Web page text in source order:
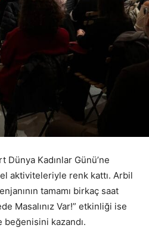
Dünya Kadınlar Günü’ne
aktiviteleriyle renk kattı. Arbil
tamamı birkaç saat
Masalınız Var!” etkinliği ise
beğenisini kazandı.